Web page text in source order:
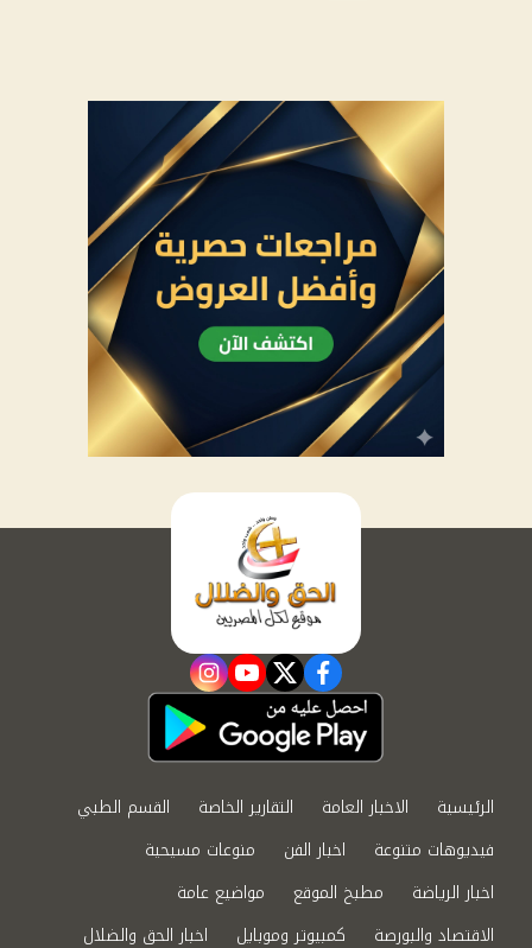
facebook
twitter
youtube
instagram
الرئيسية الاخبار العامة التقارير الخاصة
القسم الطبي
فيديوهات متنوعة
اخبار الفن
منوعات مسيحية
اخبار الرياضة
مطبخ الموقع
مواضيع عامة
الاقتصاد والبورصة
كمبيوتر وموبايل اخبار الحق والضلال